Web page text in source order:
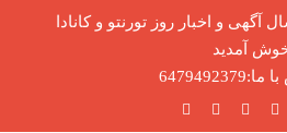
آگهی و اخبار روز تورنتو و کانادا
آمدید